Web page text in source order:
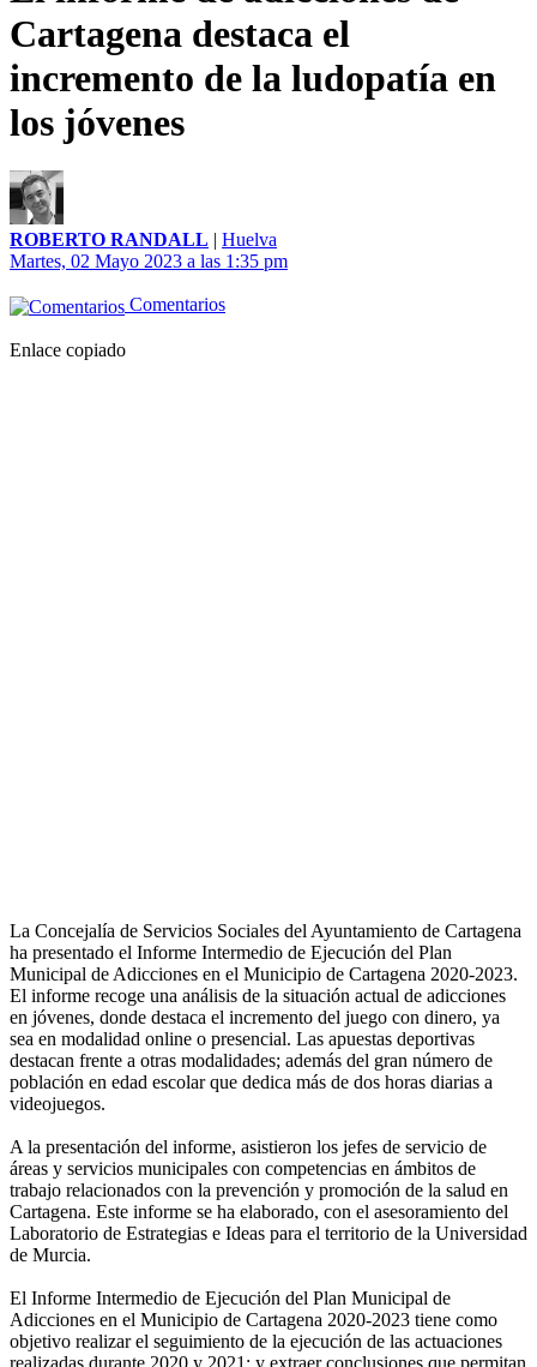
Cartagena destaca el
incremento de la ludopatía en
los jóvenes
ROBERTO RANDALL | Huelva
Martes, 02 Mayo 2023 a las 1:35 pm
Comentarios
Enlace copiado
La Concejalía de Servicios Sociales del Ayuntamiento de Cartagena
ha presentado el Informe Intermedio de Ejecución del Plan
Municipal de Adicciones en el Municipio de Cartagena 2020-2023.
El informe recoge una análisis de la situación actual de adicciones
en jóvenes, donde destaca el incremento del juego con dinero, ya
sea en modalidad online o presencial. Las apuestas deportivas
destacan frente a otras modalidades; además del gran número de
población en edad escolar que dedica más de dos horas diarias a
videojuegos.
A la presentación del informe, asistieron los jefes de servicio de
áreas y servicios municipales con competencias en ámbitos de
trabajo relacionados con la prevención y promoción de la salud en
Cartagena. Este informe se ha elaborado, con el asesoramiento del
Laboratorio de Estrategias e Ideas para el territorio de la Universidad
de Murcia.
El Informe Intermedio de Ejecución del Plan Municipal de
Adicciones en el Municipio de Cartagena 2020-2023 tiene como
objetivo realizar el seguimiento de la ejecución de las actuaciones
realizadas durante 2020 y 2021; y extraer conclusiones que permitan